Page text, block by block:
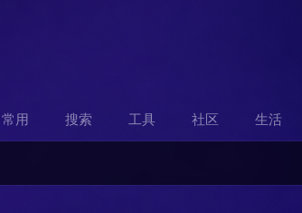
常用 搜索 工具 社区 生活